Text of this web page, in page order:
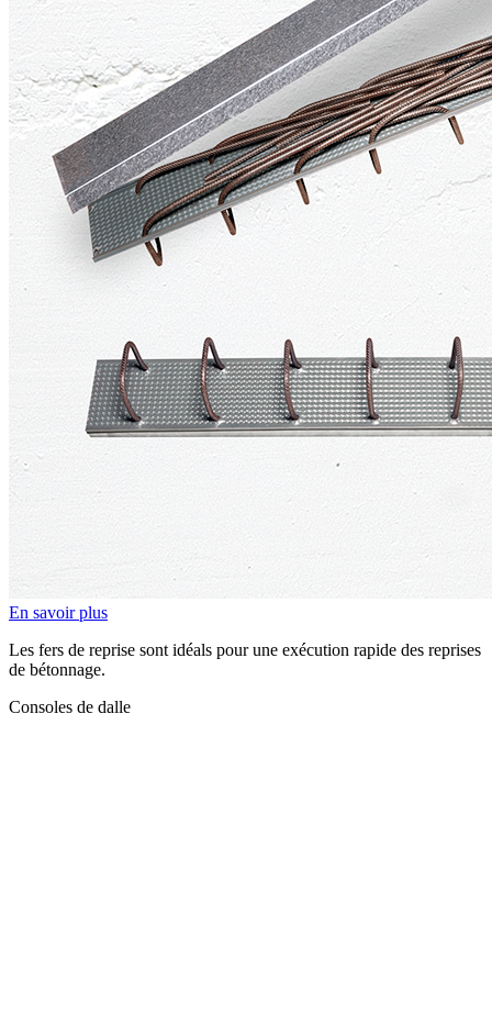
En savoir plus
Les fers de reprise sont idéals pour une exécution rapide des reprises
de bétonnage.
Consoles de dalle